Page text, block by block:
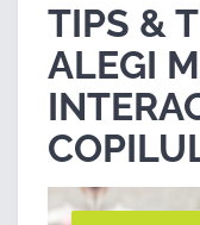
TIPS &
ALEGI